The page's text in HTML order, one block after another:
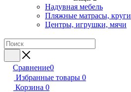
Надувная мебель
Пляжные матрасы, круги
Центры, игрушки, мячи
Сравнение0
Избранные товары 0
Корзина 0